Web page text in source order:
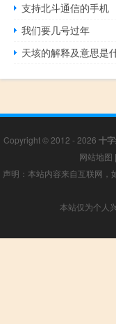
支持北斗通信的手机
我们要几号过年
天垓的解释及意思是
Copyright © 2012 - 2026 十
网站地图 |
声明：本站内容来自互联网
本站仅为个人